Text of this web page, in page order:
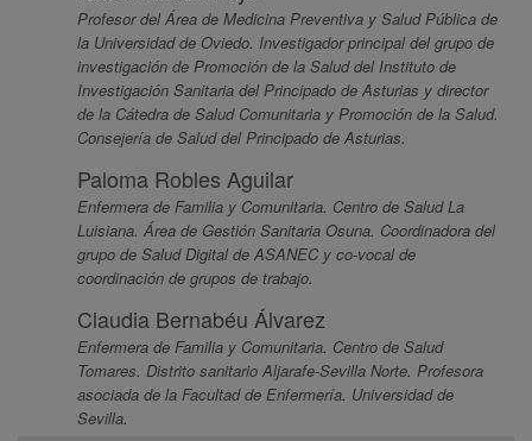
Profesor del Área de Medicina Preventiva y Salud Pública de
la Universidad de Oviedo. Investigador principal del grupo de
investigación de Promoción de la Salud del Instituto de
Investigación Sanitaria del Principado de Asturias y director
de la Cátedra de Salud Comunitaria y Promoción de la Salud.
Consejería de Salud del Principado de Asturias.
Paloma Robles Aguilar
Enfermera de Familia y Comunitaria. Centro de Salud La
Luisiana. Área de Gestión Sanitaria Osuna. Coordinadora del
grupo de Salud Digital de ASANEC y co-vocal de
coordinación de grupos de trabajo.
Claudia Bernabéu Álvarez
Enfermera de Familia y Comunitaria. Centro de Salud
Tomares. Distrito sanitario Aljarafe-Sevilla Norte. Profesora
asociada de la Facultad de Enfermería. Universidad de
Sevilla.